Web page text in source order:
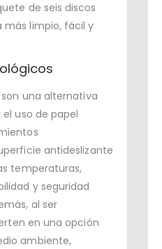
de seis discos
más limpio, fácil y
una alternativa
uso de papel
antideslizante
temperaturas,
y seguridad
al ser
en una opción
ambiente,